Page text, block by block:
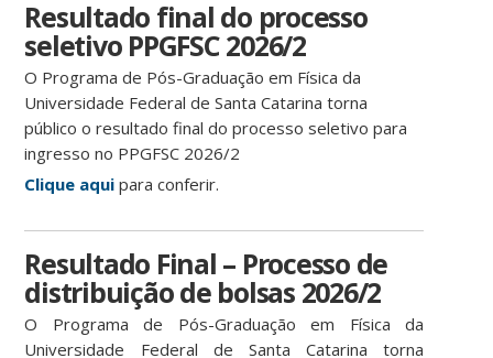
Resultado final do processo
seletivo PPGFSC 2026/2
O Programa de Pós-Graduação em Física da
Universidade Federal de Santa Catarina torna
público o resultado final do processo seletivo para
ingresso no PPGFSC 2026/2
Clique aqui para conferir.
Resultado Final – Processo de
distribuição de bolsas 2026/2
O Programa de Pós-Graduação em Física da
Universidade Federal de Santa Catarina torna